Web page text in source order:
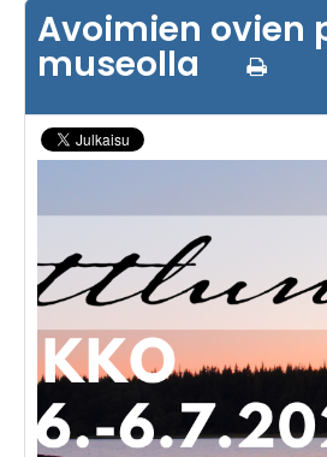
Avoimien ovien
museolla